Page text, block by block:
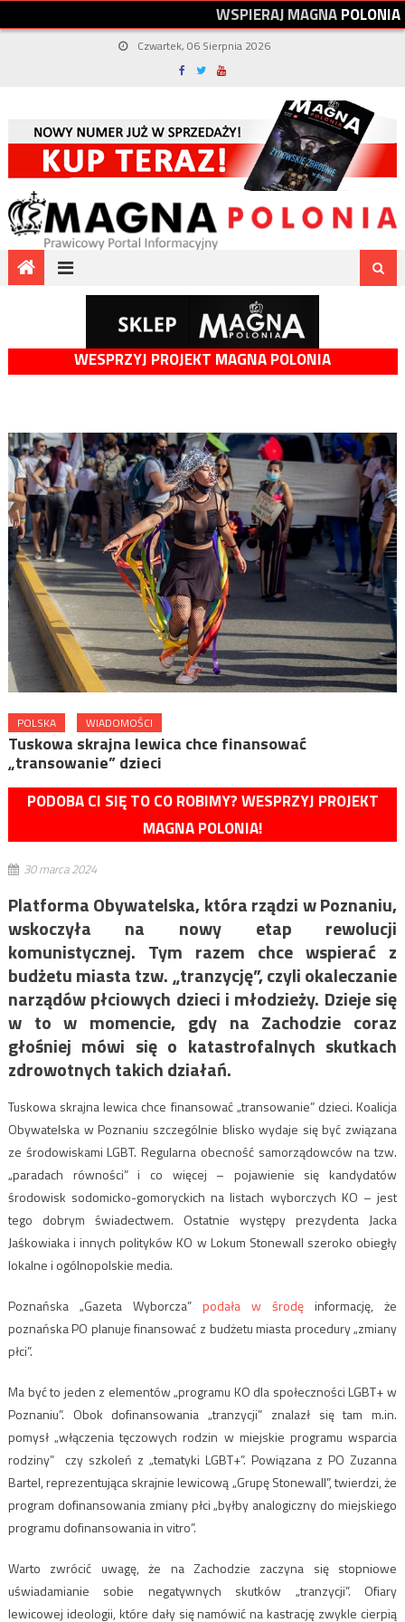
WSPIERAJMAGNAPOLONIA
Czwartek, 06 Sierpnia 2026
WESPRZYJ PROJEKT MAGNA POLONIA
POLSKA WIADOMOŚCI
Tuskowa skrajna lewica chce finansować
„transowanie” dzieci
PODOBA CI SIĘ TO CO ROBIMY? WESPRZYJ PROJEKT
MAGNA POLONIA!
30 marca 2024
Platforma Obywatelska, która rządzi w Poznaniu,
wskoczyła na nowy etap rewolucji
komunistycznej. Tym razem chce wspierać z
budżetu miasta tzw. „tranzycję”, czyli okaleczanie
narządów płciowych dzieci i młodzieży. Dzieje się
w to w momencie, gdy na Zachodzie coraz
głośniej mówi się o katastrofalnych skutkach
zdrowotnych takich działań.
Tuskowa skrajna lewica chce finansować „transowanie” dzieci. Koalicja
Obywatelska w Poznaniu szczególnie blisko wydaje się być związana
ze środowiskami LGBT. Regularna obecność samorządowców na tzw.
„paradach równości” i co więcej – pojawienie się kandydatów
środowisk sodomicko-gomoryckich na listach wyborczych KO – jest
tego dobrym świadectwem. Ostatnie występy prezydenta Jacka
Jaśkowiaka i innych polityków KO w Lokum Stonewall szeroko obiegły
lokalne i ogólnopolskie media.
Poznańska „Gazeta Wyborcza” podała w środę informację, że
poznańska PO planuje finansować z budżetu miasta procedury „zmiany
płci”.
Ma być to jeden z elementów „programu KO dla społeczności LGBT+ w
Poznaniu”. Obok dofinansowania „tranzycji” znalazł się tam m.in.
pomysł „włączenia tęczowych rodzin w miejskie programu wsparcia
rodziny” czy szkoleń z „tematyki LGBT+”. Powiązana z PO Zuzanna
Bartel, reprezentująca skrajnie lewicową „Grupę Stonewall”, twierdzi, że
program dofinansowania zmiany płci „byłby analogiczny do miejskiego
programu dofinansowania in vitro”.
Warto zwrócić uwagę, że na Zachodzie zaczyna się stopniowe
uświadamianie sobie negatywnych skutków „tranzycji”. Ofiary
lewicowej ideologii, które dały się namówić na kastrację zwykle cierpią